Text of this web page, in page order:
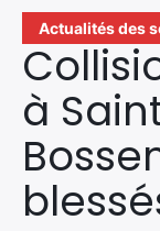
Actualités des
à
Actualités des
Santé & Bien-être
A propos de Nous
Contactez-nous
Politique de